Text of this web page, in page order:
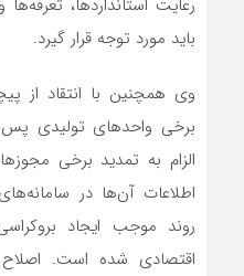
رعایت استانداردها،
باید مورد توجه قرار گیرد.
وی همچنین با انتقاد از
برخی واحدهای تولیدی پس
الزام به تمدید برخی
اطلاعات آن‌ها در
روند موجب ایجاد
اقتصادی شده است.